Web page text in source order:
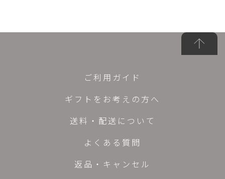
ご利用ガイド
ギフトをお考えの方へ
送料・配送について
よくある質問
返品・キャンセル